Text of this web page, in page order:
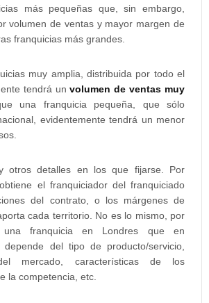
más pequeñas que, sin embargo,
volumen de ventas y mayor margen de
franquicias más grandes.
muy amplia, distribuida por todo el
tendrá unvolumen de ventas muy
una franquicia pequeña, que sólo
evidentemente tendrá un menor
otros detalles en los que fijarse. Por
el franquiciador del franquiciado
del contrato, o los márgenes de
cada territorio. No es lo mismo, por
una franquicia en Londres que en
depende del tipo de producto/servicio,
mercado, características de los
la competencia, etc.